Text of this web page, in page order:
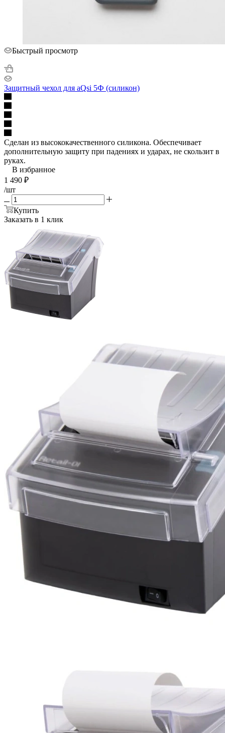
Быстрый просмотр
Защитный чехол для aQsi 5Ф (силикон)
Сделан из высококачественного силикона. Обеспечивает
дополнительную защиту при падениях и ударах, не скользит в
руках.
В избранное
1 490 ₽
/шт
Купить
Заказать в 1 клик